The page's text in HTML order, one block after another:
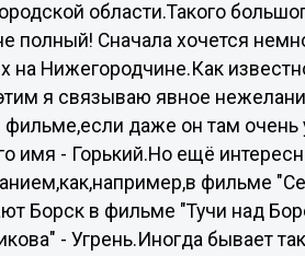
области.Такого
полный! Сначала хочется
на Нижегородчине.Как
я связываю явное
даже он там очень
имя - Горький.Но ещё
фильме
Борск в фильме "Тучи над
- Угрень.Иногда бывает